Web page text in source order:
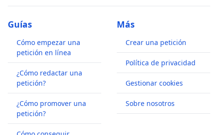
Guías
Cómo empezar una
petición en línea
¿Cómo redactar una
petición?
¿Cómo promover una
petición?
Más
Crear una petición
Política de privacidad
Gestionar cookies
Sobre nosotros